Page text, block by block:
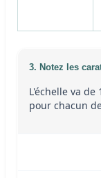
3. Notez les
L'échelle va
pour chacun